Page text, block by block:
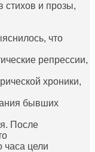
стихов и прозы,
что
репрессии,
хроники,
бывших
После
часа цели